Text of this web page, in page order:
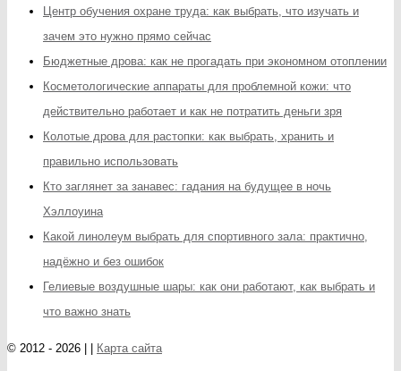
Центр обучения охране труда: как выбрать, что изучать и
зачем это нужно прямо сейчас
Бюджетные дрова: как не прогадать при экономном отоплении
Косметологические аппараты для проблемной кожи: что
действительно работает и как не потратить деньги зря
Колотые дрова для растопки: как выбрать, хранить и
правильно использовать
Кто заглянет за занавес: гадания на будущее в ночь
Хэллоуина
Какой линолеум выбрать для спортивного зала: практично,
надёжно и без ошибок
Гелиевые воздушные шары: как они работают, как выбрать и
что важно знать
© 2012 - 2026 | | Карта сайта